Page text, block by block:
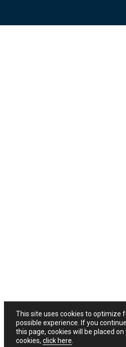
This site uses cookies to optimize
possible experience. If you
this page, cookies will be placed
cookies, click here